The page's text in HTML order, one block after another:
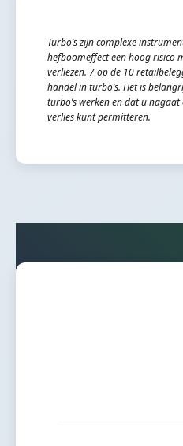
Turbo’s zijn complexe
hefboomeffect een hoog risico
verliezen. 7 op de 10
handel in turbo’s. Het is
turbo’s werken en dat u
verlies kunt permitteren.